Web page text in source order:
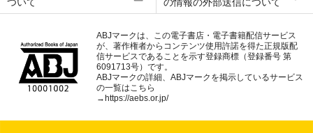
ABJマークは、この電子書店・電子書籍配信サービス
が、著作権者からコンテンツ使用許諾を得た正規版配
信サービスであることを示す登録商標（登録番号 第
6091713号）です。
ABJマークの詳細、ABJマークを掲示しているサービス
の一覧はこちら
→ https://aebs.or.jp/